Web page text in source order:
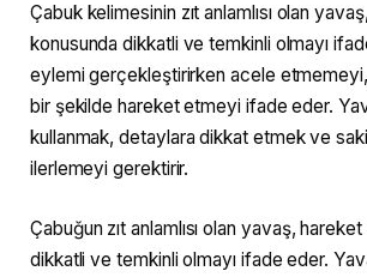
Çabuk kelimesinin zıt anlamlısı olan
konusunda dikkatli ve temkinli olmayı
eylemi gerçekleştirirken acele
bir şekilde hareket etmeyi ifade eder.
kullanmak, detaylara dikkat etmek ve
ilerlemeyi gerektirir.
Çabuğun zıt anlamlısı olan yavaş,
dikkatli ve temkinli olmayı ifade eder.